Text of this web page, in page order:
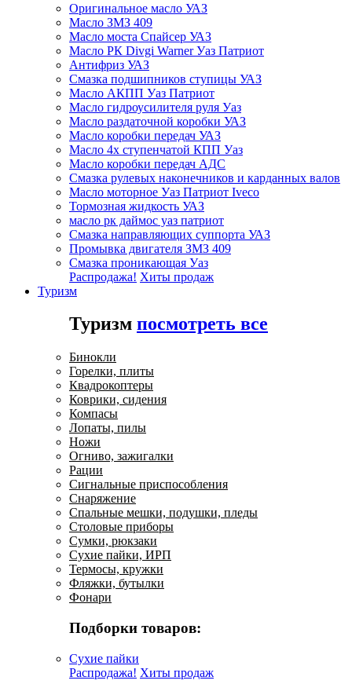
Оригинальное масло УАЗ
Масло ЗМЗ 409
Масло моста Спайсер УАЗ
Масло РК Divgi Warner Уаз Патриот
Антифриз УАЗ
Смазка подшипников ступицы УАЗ
Масло АКПП Уаз Патриот
Масло гидроусилителя руля Уаз
Масло раздаточной коробки УАЗ
Масло коробки передач УАЗ
Масло 4х ступенчатой КПП Уаз
Масло коробки передач АДС
Смазка рулевых наконечников и карданных валов
Масло моторное Уаз Патриот Iveco
Тормозная жидкость УАЗ
масло рк даймос уаз патриот
Смазка направляющих суппорта УАЗ
Промывка двигателя ЗМЗ 409
Смазка проникающая Уаз
Распродажа! Хиты продаж
Туризм
Туризм посмотреть все
Бинокли
Горелки, плиты
Квадрокоптеры
Коврики, сидения
Компасы
Лопаты, пилы
Ножи
Огниво, зажигалки
Рации
Сигнальные приспособления
Снаряжение
Спальные мешки, подушки, пледы
Столовые приборы
Сумки, рюкзаки
Сухие пайки, ИРП
Термосы, кружки
Фляжки, бутылки
Фонари
Подборки товаров:
Сухие пайки
Распродажа! Хиты продаж